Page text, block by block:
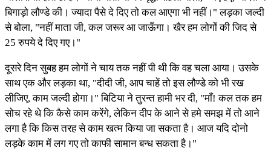
बिगाड़ो लौण्डे की। ज्यादा पैसे दे दिए तो कल आएगा भी नहीं।" लड़का जल्दी
से बोला, "नहीं माता जी, कल जरूर आ जाऊँगा। खैर हम लोगों की जिद से
25 रुपये दे दिए गए।"
दूसरे दिन सुबह हम लोगों ने चाय तक नहीं पी थी कि वह चला आया। उसके
साथ एक और लड़का था, "दीदी जी, आप चाहें तो इस लौण्डे को भी रख
लीजिए, काम जल्दी होगा।" बिटिया ने तुरन्त हामी भर दी, "माँ! कल तक हम
सोच रहे थे कि कैसे काम करेंगे, लेकिन दीप के आने से हमे समझ में तो आने
लगा है कि किस तरह से काम खत्म किया जा सकता है। आज यदि दोनो
लड़के काम में लग गए तो काफी सामान बन्ध सकता है।"